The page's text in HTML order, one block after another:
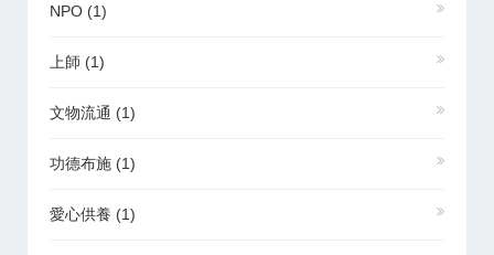
NPO (1)
上師 (1)
文物流通 (1)
功德布施 (1)
愛心供養 (1)